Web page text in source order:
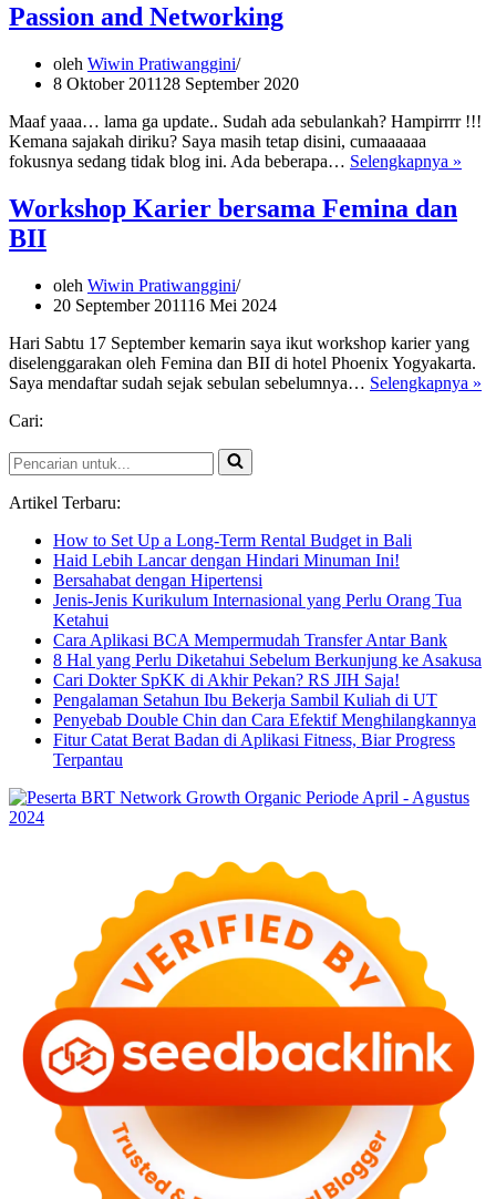
Passion and Networking
oleh Wiwin Pratiwanggini
8 Oktober 2011 28 September 2020
Maaf yaaa… lama ga update.. Sudah ada sebulankah? Hampirrrr !!!
Kemana sajakah diriku? Saya masih tetap disini, cumaaaaaa
fokusnya sedang tidak blog ini. Ada beberapa… Selengkapnya »
Workshop Karier bersama Femina dan
BII
oleh Wiwin Pratiwanggini
20 September 201116 Mei 2024
Hari Sabtu 17 September kemarin saya ikut workshop karier yang
diselenggarakan oleh Femina dan BII di hotel Phoenix Yogyakarta.
Saya mendaftar sudah sejak sebulan sebelumnya… Selengkapnya »
Cari:
Pencarian
untuk...
Artikel Terbaru:
How to Set Up a Long-Term Rental Budget in Bali
Haid Lebih Lancar dengan Hindari Minuman Ini!
Bersahabat dengan Hipertensi
Jenis-Jenis Kurikulum Internasional yang Perlu Orang Tua
Ketahui
Cara Aplikasi BCA Mempermudah Transfer Antar Bank
8 Hal yang Perlu Diketahui Sebelum Berkunjung ke Asakusa
Cari Dokter SpKK di Akhir Pekan? RS JIH Saja!
Pengalaman Setahun Ibu Bekerja Sambil Kuliah di UT
Penyebab Double Chin dan Cara Efektif Menghilangkannya
Fitur Catat Berat Badan di Aplikasi Fitness, Biar Progress
Terpantau